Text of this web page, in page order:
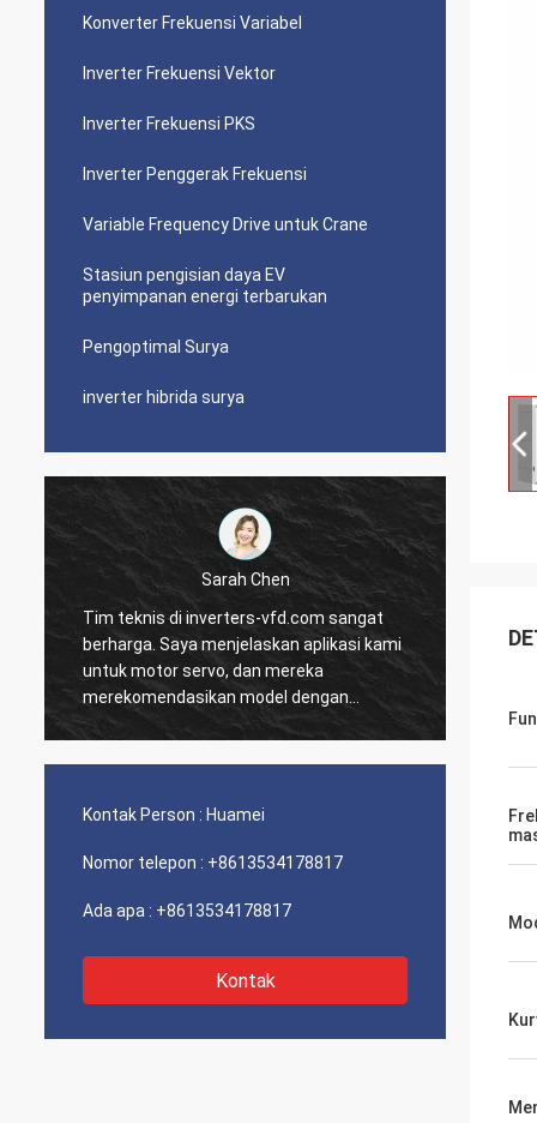
Konverter Frekuensi Variabel
Inverter Frekuensi Vektor
Inverter Frekuensi PKS
Inverter Penggerak Frekuensi
Variable Frequency Drive untuk Crane
Stasiun pengisian daya EV
penyimpanan energi terbarukan
Pengoptimal Surya
inverter hibrida surya
Sarah Chen
Tim teknis di inverters-vfd.com sangat
berharga. Saya menjelaskan aplikasi kami
untuk motor servo, dan mereka
merekomendasikan model dengan
respons dinamis yang unggul.
dan
Kontak Person : Huamei
Nomor telepon : +8613534178817
Ada apa : +8613534178817
Kontak